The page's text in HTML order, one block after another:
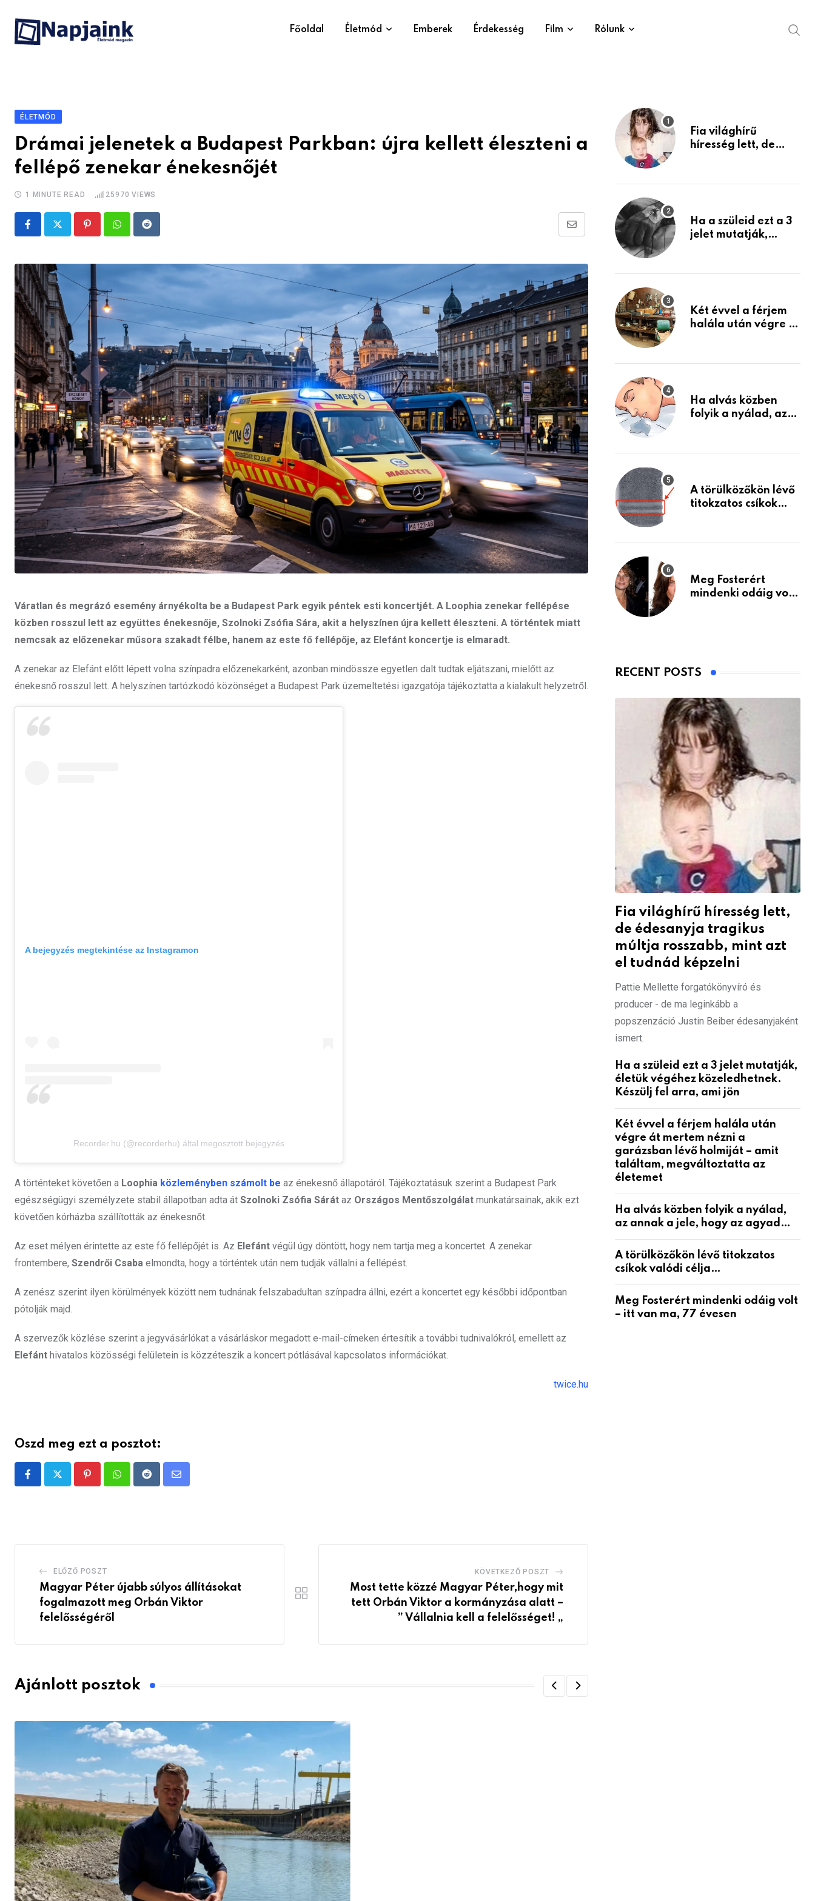
content
Főoldal Életmód Emberek Érdekesség Film Rólunk
ÉLETMÓD
Drámai jelenetek a Budapest Parkban: újra kellett éleszteni a
fellépő zenekar énekesnőjét
1 MINUTE READ 25970 VIEWS
PinterestWhatsappReddit
Share
Email
Váratlan és megrázó esemény árnyékolta be a Budapest Park egyik péntek esti koncertjét. A Loophia zenekar fellépése
közben rosszul lett az együttes énekesnője, Szolnoki Zsófia Sára, akit a helyszínen újra kellett éleszteni. A történtek miatt
nemcsak az előzenekar műsora szakadt félbe, hanem az este fő fellépője, az Elefánt koncertje is elmaradt.
A zenekar az Elefánt előtt lépett volna színpadra előzenekarként, azonban mindössze egyetlen dalt tudtak eljátszani, mielőtt az
énekesnő rosszul lett. A helyszínen tartózkodó közönséget a Budapest Park üzemeltetési igazgatója tájékoztatta a kialakult helyzetről.
A bejegyzés megtekintése az Instagramon
Recorder.hu (@recorderhu) által megosztott bejegyzés
A történteket követően a Loophia közleményben számolt be az énekesnő állapotáról. Tájékoztatásuk szerint a Budapest Park
egészségügyi személyzete stabil állapotban adta át Szolnoki Zsófia Sárát az Országos Mentőszolgálat munkatársainak, akik ezt
követően kórházba szállították az énekesnőt.
Az eset mélyen érintette az este fő fellépőjét is. Az Elefánt végül úgy döntött, hogy nem tartja meg a koncertet. A zenekar
frontembere, Szendrői Csaba elmondta, hogy a történtek után nem tudják vállalni a fellépést.
A zenész szerint ilyen körülmények között nem tudnának felszabadultan színpadra állni, ezért a koncertet egy későbbi időpontban
pótolják majd.
A szervezők közlése szerint a jegyvásárlókat a vásárláskor megadott e-mail-címeken értesítik a további tudnivalókról, emellett az
Elefánt hivatalos közösségi felületein is közzéteszik a koncert pótlásával kapcsolatos információkat.
twice.hu
Oszd meg ezt a posztot:
PinterestWhatsappRedditShare
ELŐZŐ POSZT
Magyar Péter újabb súlyos állításokat
fogalmazott meg Orbán Viktor
felelősségéről
KÖVETKEZŐ POSZT
Most tette közzé Magyar Péter,hogy mit
tett Orbán Viktor a kormányzása alatt –
” Vállalnia kell a felelősséget! „
Ajánlott posztok
Fia világhírű
híresség lett, de
mint azt el tudnád
Ha a szüleid ezt a 3
jelet mutatják,
Készülj fel arra, ami
Két évvel a férjem
halála után végre át
holmiját – amit
életemet
Ha alvás közben
folyik a nyálad, az
A törülközőkön lévő
titokzatos csíkok
Meg Fosterért
mindenki odáig volt
RECENT POSTS
Fia világhírű híresség lett,
de édesanyja tragikus
múltja rosszabb, mint azt
el tudnád képzelni
Pattie Mellette forgatókönyvíró és
producer - de ma leginkább a
popszenzáció Justin Beiber édesanyjaként
ismert.
Ha a szüleid ezt a 3 jelet mutatják,
életük végéhez közeledhetnek.
Készülj fel arra, ami jön
Két évvel a férjem halála után
végre át mertem nézni a
garázsban lévő holmiját – amit
találtam, megváltoztatta az
életemet
Ha alvás közben folyik a nyálad,
az annak a jele, hogy az agyad…
A törülközőkön lévő titokzatos
csíkok valódi célja…
Meg Fosterért mindenki odáig volt
– itt van ma, 77 évesen